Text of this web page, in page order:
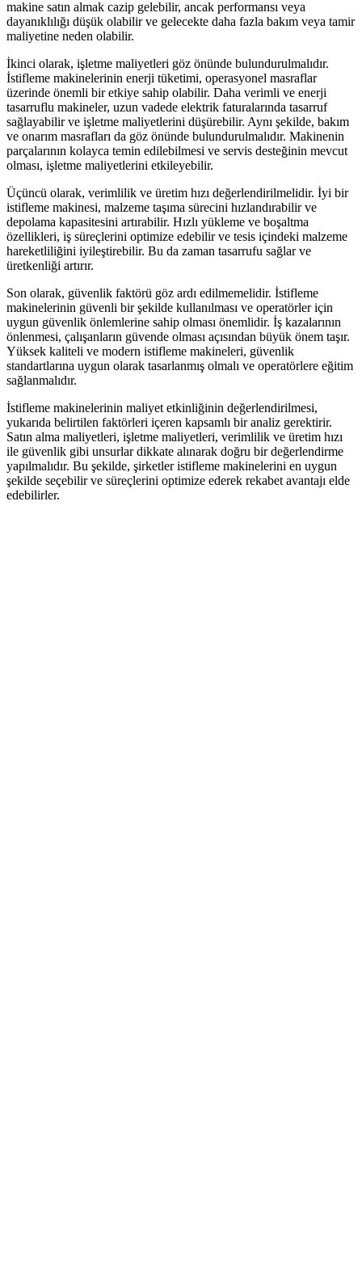
makine satın almak cazip gelebilir, ancak performansı veya
dayanıklılığı düşük olabilir ve gelecekte daha fazla bakım veya tamir
maliyetine neden olabilir.
İkinci olarak, işletme maliyetleri göz önünde bulundurulmalıdır.
İstifleme makinelerinin enerji tüketimi, operasyonel masraflar
üzerinde önemli bir etkiye sahip olabilir. Daha verimli ve enerji
tasarruflu makineler, uzun vadede elektrik faturalarında tasarruf
sağlayabilir ve işletme maliyetlerini düşürebilir. Aynı şekilde, bakım
ve onarım masrafları da göz önünde bulundurulmalıdır. Makinenin
parçalarının kolayca temin edilebilmesi ve servis desteğinin mevcut
olması, işletme maliyetlerini etkileyebilir.
Üçüncü olarak, verimlilik ve üretim hızı değerlendirilmelidir. İyi bir
istifleme makinesi, malzeme taşıma sürecini hızlandırabilir ve
depolama kapasitesini artırabilir. Hızlı yükleme ve boşaltma
özellikleri, iş süreçlerini optimize edebilir ve tesis içindeki malzeme
hareketliliğini iyileştirebilir. Bu da zaman tasarrufu sağlar ve
üretkenliği artırır.
Son olarak, güvenlik faktörü göz ardı edilmemelidir. İstifleme
makinelerinin güvenli bir şekilde kullanılması ve operatörler için
uygun güvenlik önlemlerine sahip olması önemlidir. İş kazalarının
önlenmesi, çalışanların güvende olması açısından büyük önem taşır.
Yüksek kaliteli ve modern istifleme makineleri, güvenlik
standartlarına uygun olarak tasarlanmış olmalı ve operatörlere eğitim
sağlanmalıdır.
İstifleme makinelerinin maliyet etkinliğinin değerlendirilmesi,
yukarıda belirtilen faktörleri içeren kapsamlı bir analiz gerektirir.
Satın alma maliyetleri, işletme maliyetleri, verimlilik ve üretim hızı
ile güvenlik gibi unsurlar dikkate alınarak doğru bir değerlendirme
yapılmalıdır. Bu şekilde, şirketler istifleme makinelerini en uygun
şekilde seçebilir ve süreçlerini optimize ederek rekabet avantajı elde
edebilirler.